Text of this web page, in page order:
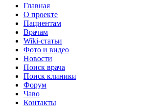
Главная
О проекте
Пациентам
Врачам
Wiki-статьи
Фото и видео
Новости
Поиск врача
Поиск клиники
Форум
Чаво
Контакты